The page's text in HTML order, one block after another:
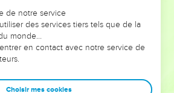
on voit moins les doutes, les erreurs
qu'ils ont traversés, alors même que ce
qui les ont façonnés.
leaders, entrepreneurs, et responsables
plus de sagesse afin que leurs erreurs
de notre service
des services tiers tels que de la
monde…
en contact avec notre service de
Choisir mes cookies